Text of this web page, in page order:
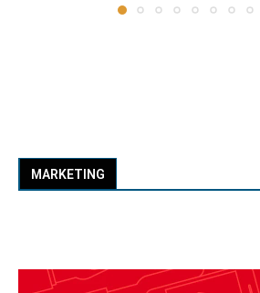
MARKETING